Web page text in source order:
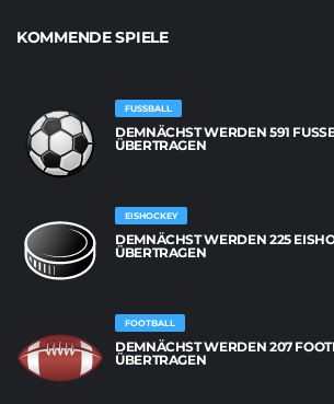
KOMMENDE SPIELE
FUSSBALL
DEMNÄCHST WERDEN 591
BERTRAGEN
EISHOCKEY
DEMNÄCHST WERDEN 225
ÜBERTRAGEN
FOOTBALL
DEMNÄCHST WERDEN 207
ÜBERTRAGEN